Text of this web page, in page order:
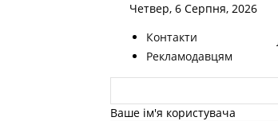
Четвер, 6 Серпня, 2026
Контакти
Рекламодавцям
Ваше ім'я користувача